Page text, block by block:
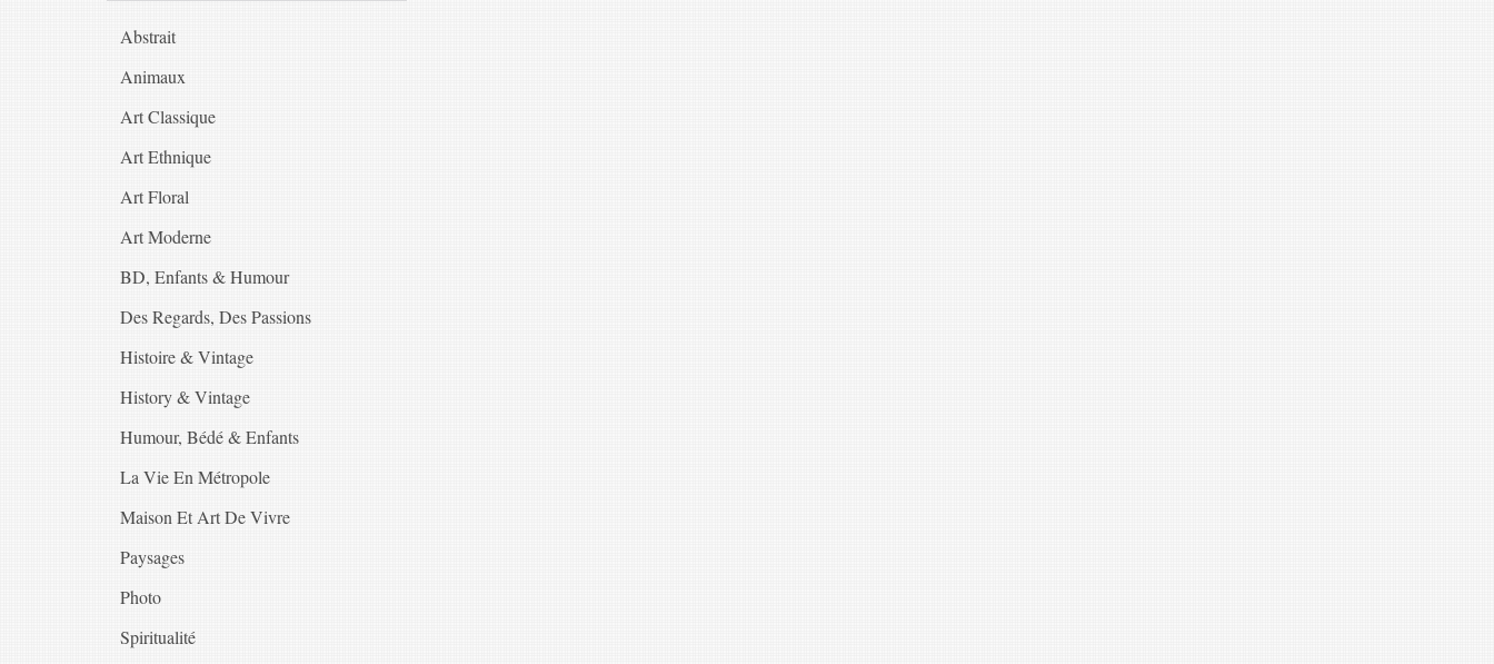
Abstrait
Animaux
Art Classique
Art Ethnique
Art Floral
Art Moderne
BD, Enfants & Humour
Des Regards, Des Passions
Histoire & Vintage
History & Vintage
Humour, Bédé & Enfants
La Vie En Métropole
Maison Et Art De Vivre
Paysages
Photo
Spiritualité